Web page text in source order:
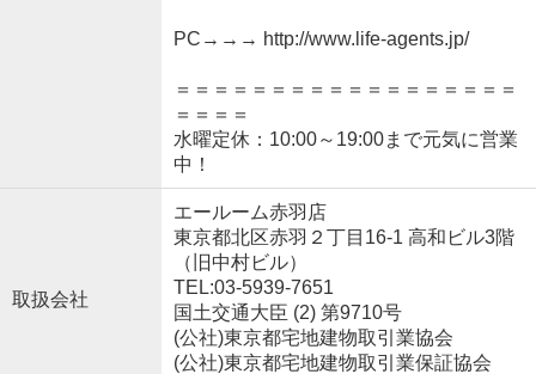
PC→→→ http://www.life-agents.jp/
＝＝＝＝＝＝＝＝＝＝＝＝＝＝＝＝＝＝
＝＝＝＝
水曜定休：10:00～19:00まで元気に営業
中！
取扱会社
エールーム赤羽店
東京都北区赤羽２丁目16-1 高和ビル3階
（旧中村ビル）
TEL:03-5939-7651
国土交通大臣 (2) 第9710号
(公社)東京都宅地建物取引業協会
(公社)東京都宅地建物取引業保証協会